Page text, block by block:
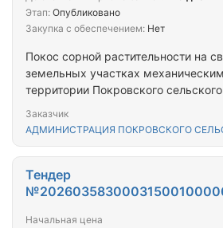
Покос сорной растительности на
земельных участках
территории Покровского
Заказчик
АДМИНИСТРАЦИЯ ПОКРОВСКОГО
Этап: Опубликовано
Закупка с обеспечением: Нет
Тендер
Начальная цена